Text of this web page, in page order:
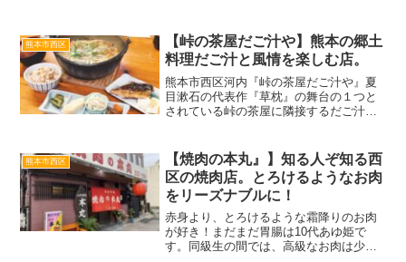
熊本市西区
【峠の茶屋だご汁や】熊本の郷土
料理だご汁と風情を楽しむ店。
熊本市西区河内『峠の茶屋だご汁や』夏
目漱石の代表作『草枕』の舞台の１つと
されている峠の茶屋に隣接するだご汁専
できます。セットで注文すると焼き魚や
混ぜご飯もついていて、だご汁はもちろ
んのこと、この焼き魚やまぜごはんもと
っても美味しいです。
熊本市西区
【焼肉の本丸』】知る人ぞ知る西
区の焼肉店。とろけるようなお肉
をリーズナブルに！
赤身より、とろけるような霜降りのお肉
が好き！まだまだ胃腸は10代あゆ姫で
す。同級生の間では、高級なお肉は少し